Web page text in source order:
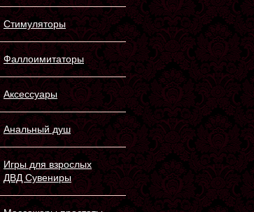
Стимуляторы
Фаллоимитаторы
Аксессуары
Анальный душ
Игры для взрослых
ДВД Сувениры